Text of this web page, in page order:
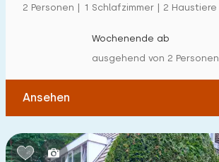
Zum Meer(max. km):
5 10
1 2
Zum Wasser(max. km):
2 Personen | 1 Schlafzimmer | 2 Haustiere
Wochenende ab
ausgehend von 2 Personen
Ansehen